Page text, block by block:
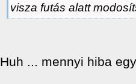
visza futás alatt
Huh ... mennyi hiba